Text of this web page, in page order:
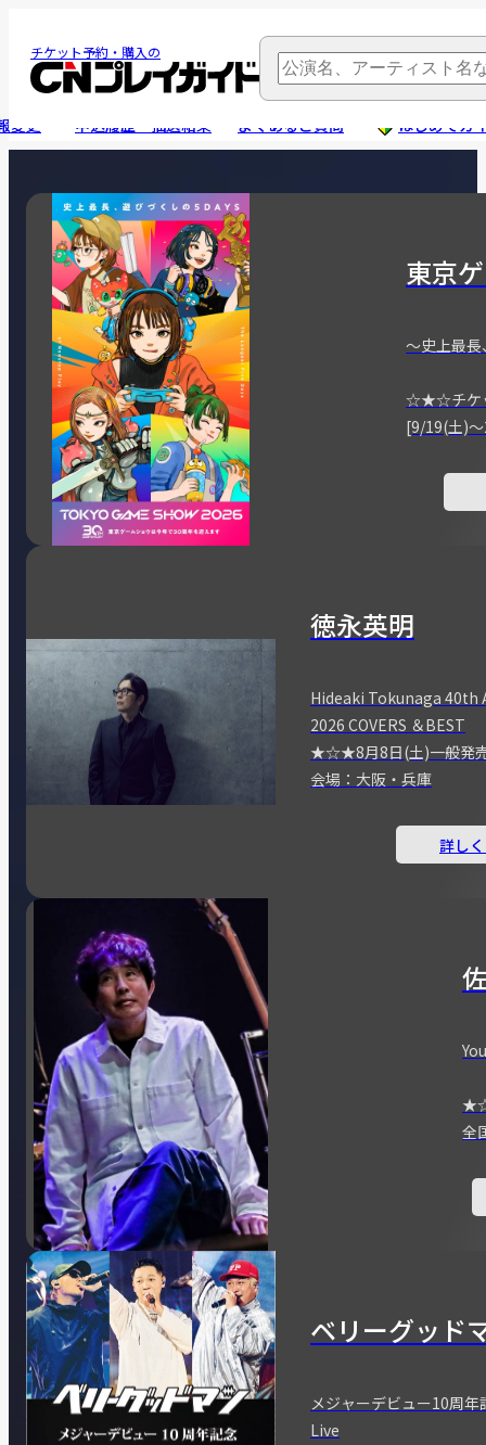
チケット予約・購入の
変更 申込履歴・抽選結果 よくあるご質問 はじめてガ
東京
～史上最長
☆★☆チケ
[9/19(土)
徳永英明
Hideaki Tokunaga 40th
2026 COVERS ＆BEST
★☆★8月8日(土)一般
会場：大阪・兵庫
詳し
全
ベリーグッド
メジャーデビュー10周
Live